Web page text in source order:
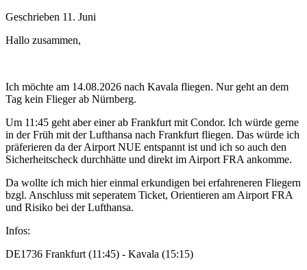
Geschrieben 11. Juni
Hallo zusammen,
Ich möchte am 14.08.2026 nach Kavala fliegen. Nur geht an dem
Tag kein Flieger ab Nürnberg.
Um 11:45 geht aber einer ab Frankfurt mit Condor. Ich würde gerne
in der Früh mit der Lufthansa nach Frankfurt fliegen. Das würde ich
präferieren da der Airport NUE entspannt ist und ich so auch den
Sicherheitscheck durchhätte und direkt im Airport FRA ankomme.
Da wollte ich mich hier einmal erkundigen bei erfahreneren Fliegern
bzgl. Anschluss mit seperatem Ticket, Orientieren am Airport FRA
und Risiko bei der Lufthansa.
Infos:
DE1736 Frankfurt (11:45) - Kavala (15:15)